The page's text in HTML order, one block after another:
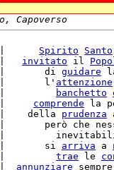
Capoverso
Spirito Santo
invitato il
|       di guidare
|       l' attenzione
banchetto
comprende la
|    della prudenza
|       però che
|
|       si arriva a
trae le
annunziare